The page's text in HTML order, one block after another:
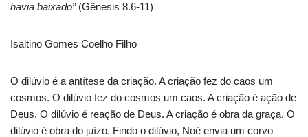
havia baixado” (Gênesis 8.6-11)
Isaltino Gomes Coelho Filho
O dilúvio é a antítese da criação. A criação fez do caos um
cosmos. O dilúvio fez do cosmos um caos. A criação é ação de
Deus. O dilúvio é reação de Deus. A criação é obra da graça. O
dilúvio é obra do juízo. Findo o dilúvio, Noé envia um corvo